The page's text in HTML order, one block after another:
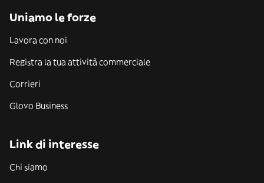
Uniamo le forze
Lavora con noi
Registra la tua attività commerciale
Corrieri
Glovo Business
Link di interesse
Chi siamo